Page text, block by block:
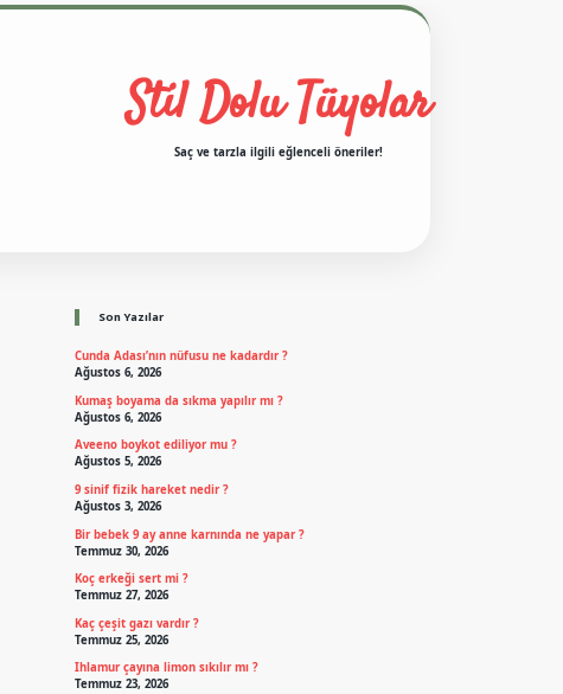
Stil Dolu Tüyolar
Saç ve tarzla ilgili eğlenceli öneriler!
Son Yazılar
Cunda Adası’nın nüfusu ne kadardır ?
Ağustos 6, 2026
Kumaş boyama da sıkma yapılır mı ?
Ağustos 6, 2026
Aveeno boykot ediliyor mu ?
Ağustos 5, 2026
9 sinif fizik hareket nedir ?
Ağustos 3, 2026
Bir bebek 9 ay anne karnında ne yapar ?
Temmuz 30, 2026
Koç erkeği sert mi ?
Temmuz 27, 2026
Kaç çeşit gazı vardır ?
Temmuz 25, 2026
Ihlamur çayına limon sıkılır mı ?
Temmuz 23, 2026